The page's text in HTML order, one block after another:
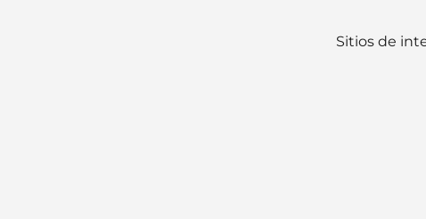
Sitios de